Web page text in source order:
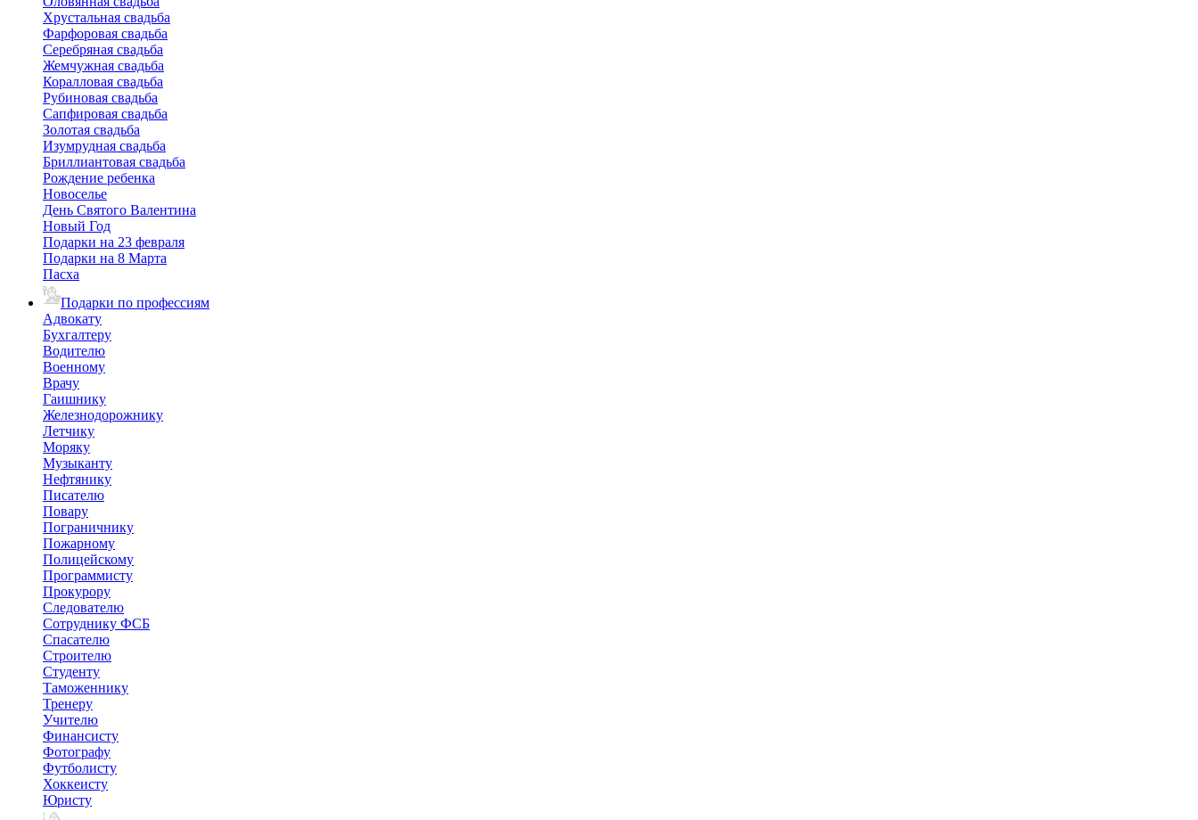
Хрустальная свадьба
Фарфоровая свадьба
Серебряная свадьба
Жемчужная свадьба
Коралловая свадьба
Рубиновая свадьба
Сапфировая свадьба
Золотая свадьба
Изумрудная свадьба
Бриллиантовая свадьба
Рождение ребенка
Новоселье
День Святого Валентина
Новый Год
Подарки на 23 февраля
Подарки на 8 Марта
Пасха
Подарки по профессиям
Адвокату
Бухгалтеру
Водителю
Военному
Врачу
Гаишнику
Железнодорожнику
Летчику
Моряку
Музыканту
Нефтянику
Писателю
Повару
Пограничнику
Пожарному
Полицейскому
Программисту
Прокурору
Следователю
Сотруднику ФСБ
Спасателю
Строителю
Студенту
Таможеннику
Тренеру
Учителю
Финансисту
Фотографу
Футболисту
Хоккеисту
Юристу